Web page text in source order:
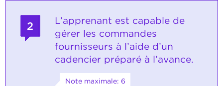
2
L’apprenant est capable de
gérer les commandes
fournisseurs à l’aide d’un
cadencier préparé à l’avance.
Note maximale: 6